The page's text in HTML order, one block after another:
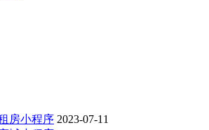
房小程序 2023-07-11